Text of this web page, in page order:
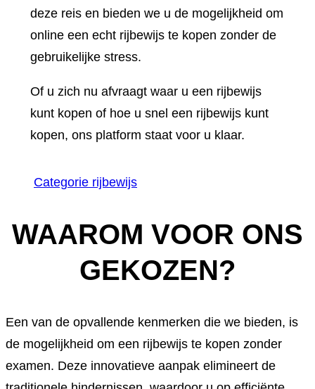
deze reis en bieden we u de mogelijkheid om
online een echt rijbewijs te kopen zonder de
gebruikelijke stress.
Of u zich nu afvraagt waar u een rijbewijs
kunt kopen of hoe u snel een rijbewijs kunt
kopen, ons platform staat voor u klaar.
Categorie rijbewijs
WAAROM VOOR ONS
GEKOZEN?
Een van de opvallende kenmerken die we bieden, is
de mogelijkheid om een rijbewijs te kopen zonder
examen. Deze innovatieve aanpak elimineert de